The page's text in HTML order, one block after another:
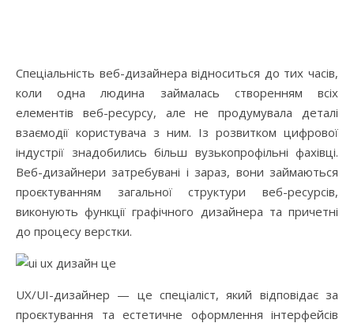
Спеціальність веб-дизайнера відноситься до тих часів,
коли одна людина займалась створенням всіх
елементів веб-ресурсу, але не продумувала деталі
взаємодії користувача з ним. Із розвитком цифрової
індустрії знадобились більш вузькопрофільні фахівці.
Веб-дизайнери затребувані і зараз, вони займаються
проєктуванням загальної структури веб-ресурсів,
виконують функції графічного дизайнера та причетні
до процесу верстки.
UX/UI-дизайнер — це спеціаліст, який відповідає за
проєктування та естетичне оформлення інтерфейсів